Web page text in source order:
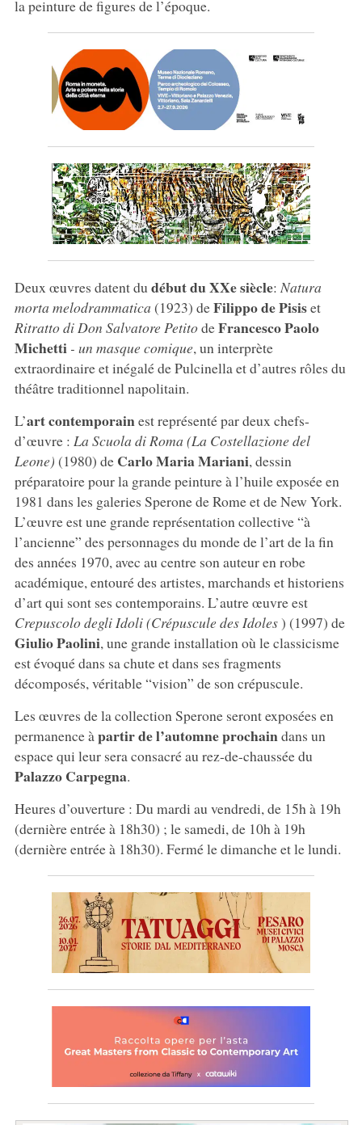
la peinture de figures de l’époque.
Deux œuvres datent du début du XXe siècle: Natura
morta melodrammatica (1923) deFilippo de Pisiset
Ritratto di Don Salvatore PetitodeFrancesco Paolo
Michetti - un masque comique, un interprète
extraordinaire et inégalé de Pulcinella et d’autres rôles du
théâtre traditionnel napolitain.
L’art contemporainest représenté par deux chefs-
d’œuvre : La Scuola di Roma (La Costellazione del
Leone) (1980) de Carlo Maria Mariani, dessin
préparatoire pour la grande peinture à l’huile exposée en
1981 dans les galeries Sperone de Rome et de New York.
L’œuvre est une grande représentation collective “à
l’ancienne” des personnages du monde de l’art de la fin
des années 1970, avec au centre son auteur en robe
académique, entouré des artistes, marchands et historiens
d’art qui sont ses contemporains. L’autre œuvre est
Crepuscolo degli Idoli (Crépuscule des Idoles) (1997) de
GiulioPaolini, une grande installation où le classicisme
est évoqué dans sa chute et dans ses fragments
décomposés, véritable “vision” de son crépuscule.
Les œuvres de la collection Sperone seront exposées en
permanence à partir de l’automne prochaindans un
espace qui leur sera consacré au rez-de-chaussée du
Palazzo Carpegna.
Heures d’ouverture : Du mardi au vendredi, de 15h à 19h
(dernière entrée à 18h30) ; le samedi, de 10h à 19h
(dernière entrée à 18h30). Fermé le dimanche et le lundi.